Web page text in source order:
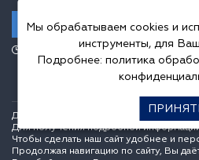
Заказать звонок
Пн.-Пт. 10.00-20.00,
Сб.-Вс. 10.00-18.00
Данный интернет сайт носит
Для получения подробной
Чтобы сделать наш сайт удобнее и
Продолжая навигацию по сайту, Вы
Мы обрабатываем cookies и
инструменты, для
Подробнее: политика